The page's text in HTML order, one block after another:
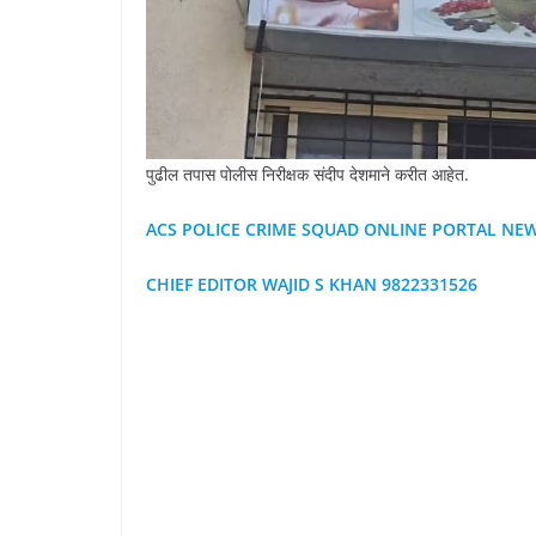
पुढील तपास पोलीस निरीक्षक संदीप देशमाने करीत आहेत.
ACS POLICE CRIME SQUAD ONLINE PORTAL
CHIEF EDITOR WAJID S KHAN 9822331526